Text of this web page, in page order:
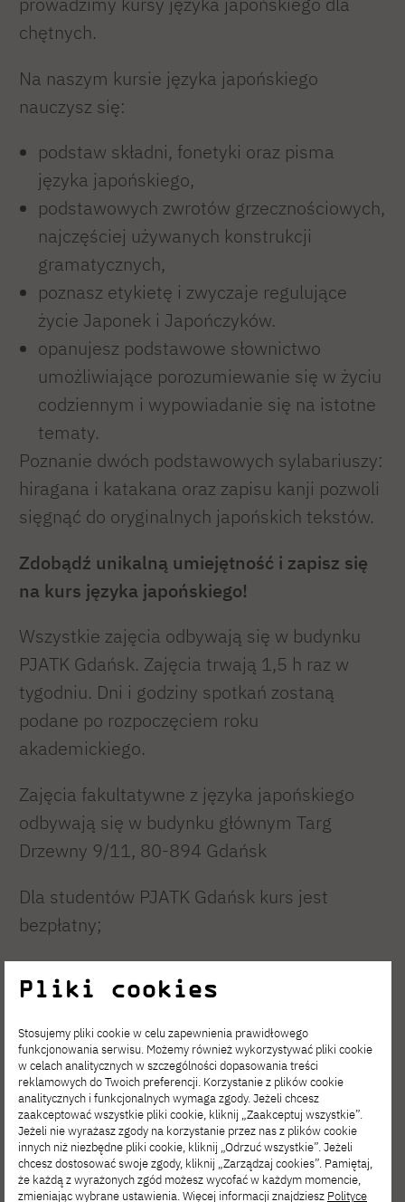
chętnych.
Na naszym kursie języka japońskiego
nauczysz się:
podstaw składni, fonetyki oraz pisma
języka japońskiego,
podstawowych zwrotów grzecznościowych,
najczęściej używanych konstrukcji
gramatycznych,
poznasz etykietę i zwyczaje regulujące
życie Japonek i Japończyków.
opanujesz podstawowe słownictwo
umożliwiające porozumiewanie się w życiu
codziennym i wypowiadanie się na istotne
tematy.
Poznanie dwóch podstawowych sylabariuszy:
hiragana i katakana oraz zapisu kanji pozwoli
sięgnąć do oryginalnych japońskich tekstów.
Zdobądź unikalną umiejętność i zapisz się
na kurs języka japońskiego!
Wszystkie zajęcia odbywają się w budynku
PJATK Gdańsk. Zajęcia trwają 1,5 h raz w
tygodniu. Dni i godziny spotkań zostaną
podane po rozpoczęciem roku
akademickiego.
Zajęcia fakultatywne z języka japońskiego
odbywają się w budynku głównym Targ
Drzewny 9/11, 80-894 Gdańsk
Dla studentów PJATK Gdańsk kurs jest
bezpłatny;
bezpośrednio z Kierownikiem Studium
Języków Obcych:
e-mail:sjogdansk@pja.edu.pl
Studentów zainteresowanych dołączeniem do
kursu prosimy o kontakt mailowy.
Pliki cookies
Stosujemy pliki cookie w celu zapewnienia prawidłowego
funkcjonowania serwisu. Możemy również wykorzystywać pliki cookie
w celach analitycznych w szczególności dopasowania treści
reklamowych do Twoich preferencji. Korzystanie z plików cookie
analitycznych i funkcjonalnych wymaga zgody. Jeżeli chcesz
zaakceptować wszystkie pliki cookie, kliknij „Zaakceptuj wszystkie”.
Jeżeli nie wyrażasz zgody na korzystanie przez nas z plików cookie
innych niż niezbędne pliki cookie, kliknij „Odrzuć wszystkie”. Jeżeli
chcesz dostosować swoje zgody, kliknij „Zarządzaj cookies”. Pamiętaj,
że każdą z wyrażonych zgód możesz wycofać w każdym momencie,
zmieniając wybrane ustawienia. Więcej informacji znajdziesz Polityce